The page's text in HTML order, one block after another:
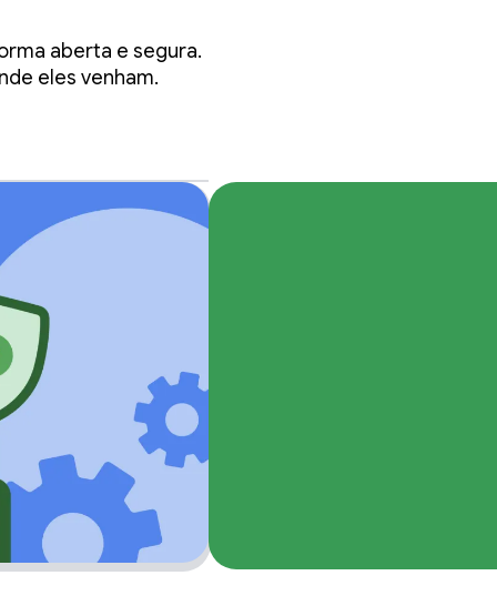
aberta e segura.
eles venham.